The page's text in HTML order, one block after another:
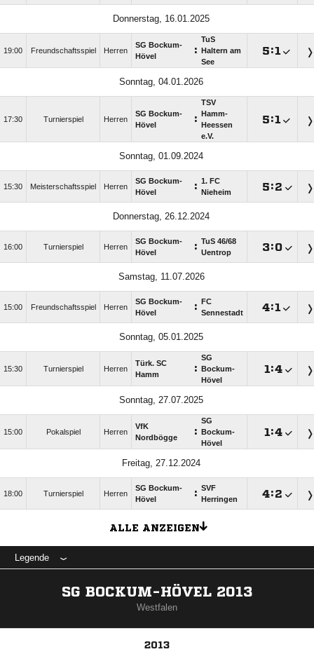
Donnerstag, 16.01.2025
19:00 Freundschaftsspiel Herren
SG Bockum-
Hövel
:
TuS
Haltern am
See
:
Sonntag, 04.01.2026
17:30 Turnierspiel Herren
SG Bockum-
Hövel
:
TSV
Hamm-
Heessen
e.V.
:
Sonntag, 01.09.2024
15:30 Meisterschaftsspiel Herren
SG Bockum-
Hövel
: 1. FC
Nieheim
:
Donnerstag, 26.12.2024
16:00 Turnierspiel Herren
SG Bockum-
Hövel
: TuS 46/​68
Uentrop
:
Samstag, 11.07.2026
15:00 Freundschaftsspiel Herren
SG Bockum-
Hövel
:
FC
Sennestadt
:
Sonntag, 05.01.2025
15:30 Turnierspiel Herren
Türk. SC
Hamm
:
SG
Bockum-
Hövel
:
Sonntag, 27.07.2025
15:00 Pokalspiel Herren
VfK
Nordbögge
:
SG
Bockum-
Hövel
:
Freitag, 27.12.2024
18:00 Turnierspiel Herren
SG Bockum-
Hövel
: SVF
Herringen
:
ALLE ANZEIGEN
Legende
SG BOCKUM-HÖVEL 2013
Westfalen
2013